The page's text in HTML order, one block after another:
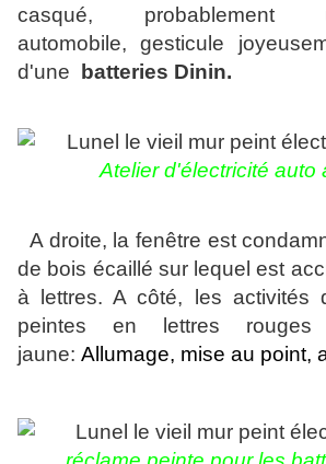
casqué,
automobile, gesticule
d'une
batteries Dinin.
Atelier d'électricité auto
A droite, la fenêtre est
de bois écaillé sur lequel est
à lettres. A côté, les activités
peintes en lettres
jaune: Allumage, mise au point,